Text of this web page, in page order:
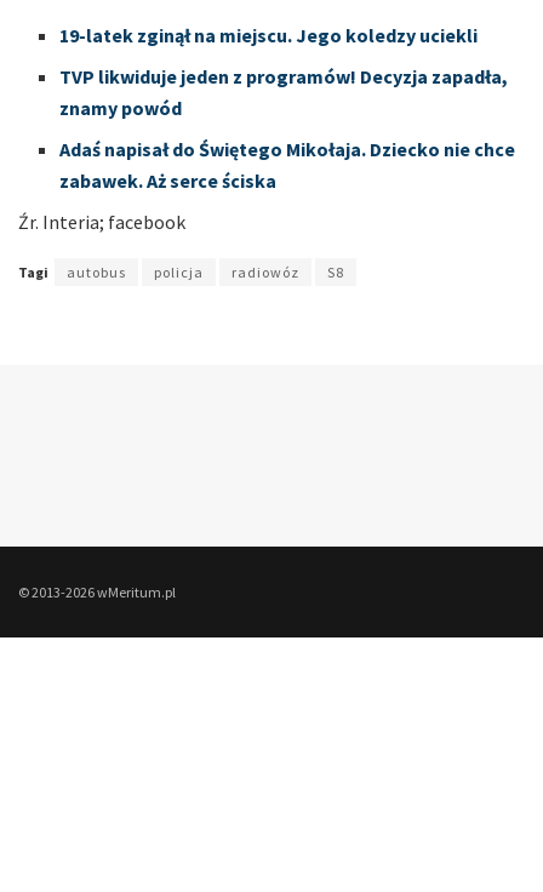
19-latek zginął na miejscu. Jego koledzy uciekli
TVP likwiduje jeden z programów! Decyzja zapadła,
znamy powód
Adaś napisał do Świętego Mikołaja. Dziecko nie chce
zabawek. Aż serce ściska
Źr. Interia; facebook
Tagi autobus policja radiowóz S8
© 2013-2026 wMeritum.pl